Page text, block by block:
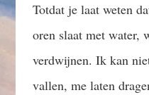
Totdat je laat weten
oren slaat met water,
verdwijnen. Ik kan
vallen, me laten